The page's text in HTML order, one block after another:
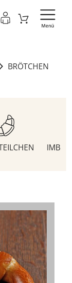
BRÖTCHEN